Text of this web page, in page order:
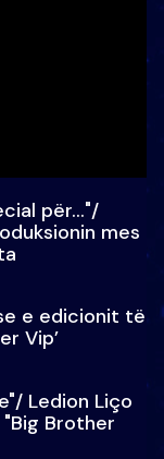
për…"/
mes
e edicionit të
Vip’
Ledion Liço
Brother